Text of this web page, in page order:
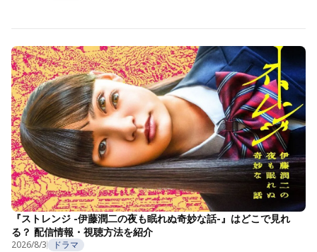
『ストレンジ -伊藤潤二の夜も眠れぬ奇妙な話-』はどこで見れ
る？ 配信情報・視聴方法を紹介
2026/8/3 ドラマ